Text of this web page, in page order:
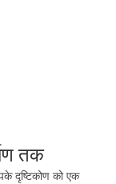
तक
दृष्टिकोण को एक